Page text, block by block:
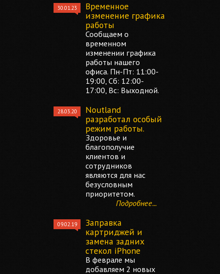
30.01.23
Временное
изменение графика
работы
Сообщаем о
временном
изменении графика
работы нашего
офиса. Пн-Пт: 11:00-
19:00, Сб: 12:00-
17:00, Вс: Выходной.
28.03.20
Noutland
разработал особый
режим работы.
Здоровье и
благополучие
клиентов и
сотрудников
являются для нас
безусловным
приоритетом.
Подробнее...
09.02.19
Заправка
картриджей и
замена задних
стекол iPhone
В феврале мы
добавляем 2 новых